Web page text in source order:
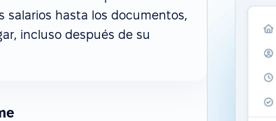
salarios hasta los documentos,
incluso después de su